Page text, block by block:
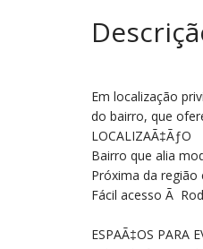
Em localização
do bairro, que
LOCALIZAÃ‡ÃƒO
Bairro que alia
Próxima da região
Fácil acesso Ã
ESPAÃ‡OS PARA